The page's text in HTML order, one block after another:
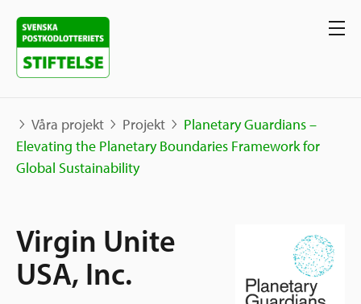
Våra projekt
Karta
Berättelser
Våra stöd
Sverige och övriga världen
Våra projekt Projekt
Planetary Guardians –
Elevating the Planetary Boundaries Framework for
Global Sustainability
Virgin Unite
USA, Inc.